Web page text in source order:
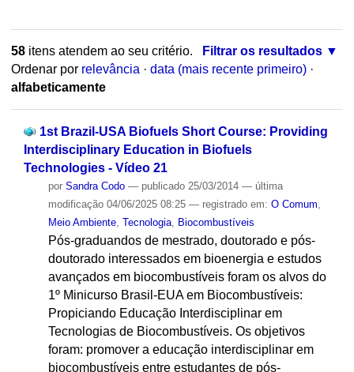
58itens atendem ao seu critério.
Filtrar os resultados
Ordenar por relevância · data (mais recente primeiro) ·
alfabeticamente
1st Brazil-USA Biofuels Short Course: Providing
Interdisciplinary Education in Biofuels
Technologies - Vídeo 21
por Sandra Codo — publicado25/03/2014 — última
modificação04/06/2025 08:25 — registrado em: O Comum
Meio Ambiente, Tecnologia, Biocombustíveis
Pós-graduandos de mestrado, doutorado e pós-
doutorado interessados em bioenergia e estudos
avançados em biocombustíveis foram os alvos do
1º Minicurso Brasil-EUA em Biocombustíveis:
Propiciando Educação Interdisciplinar em
Tecnologias de Biocombustíveis. Os objetivos
foram: promover a educação interdisciplinar em
biocombustíveis entre estudantes de pós-